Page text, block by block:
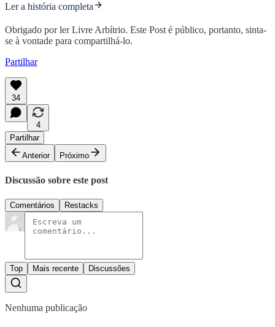
Ler a história completa
Obrigado por ler Livre Arbítrio. Este Post é público, portanto, sinta-
se à vontade para compartilhá-lo.
Partilhar
34
4
Partilhar
Anterior
Próximo
Discussão sobre este post
Comentários Restacks
Top Mais recente Discussões
Nenhuma publicação